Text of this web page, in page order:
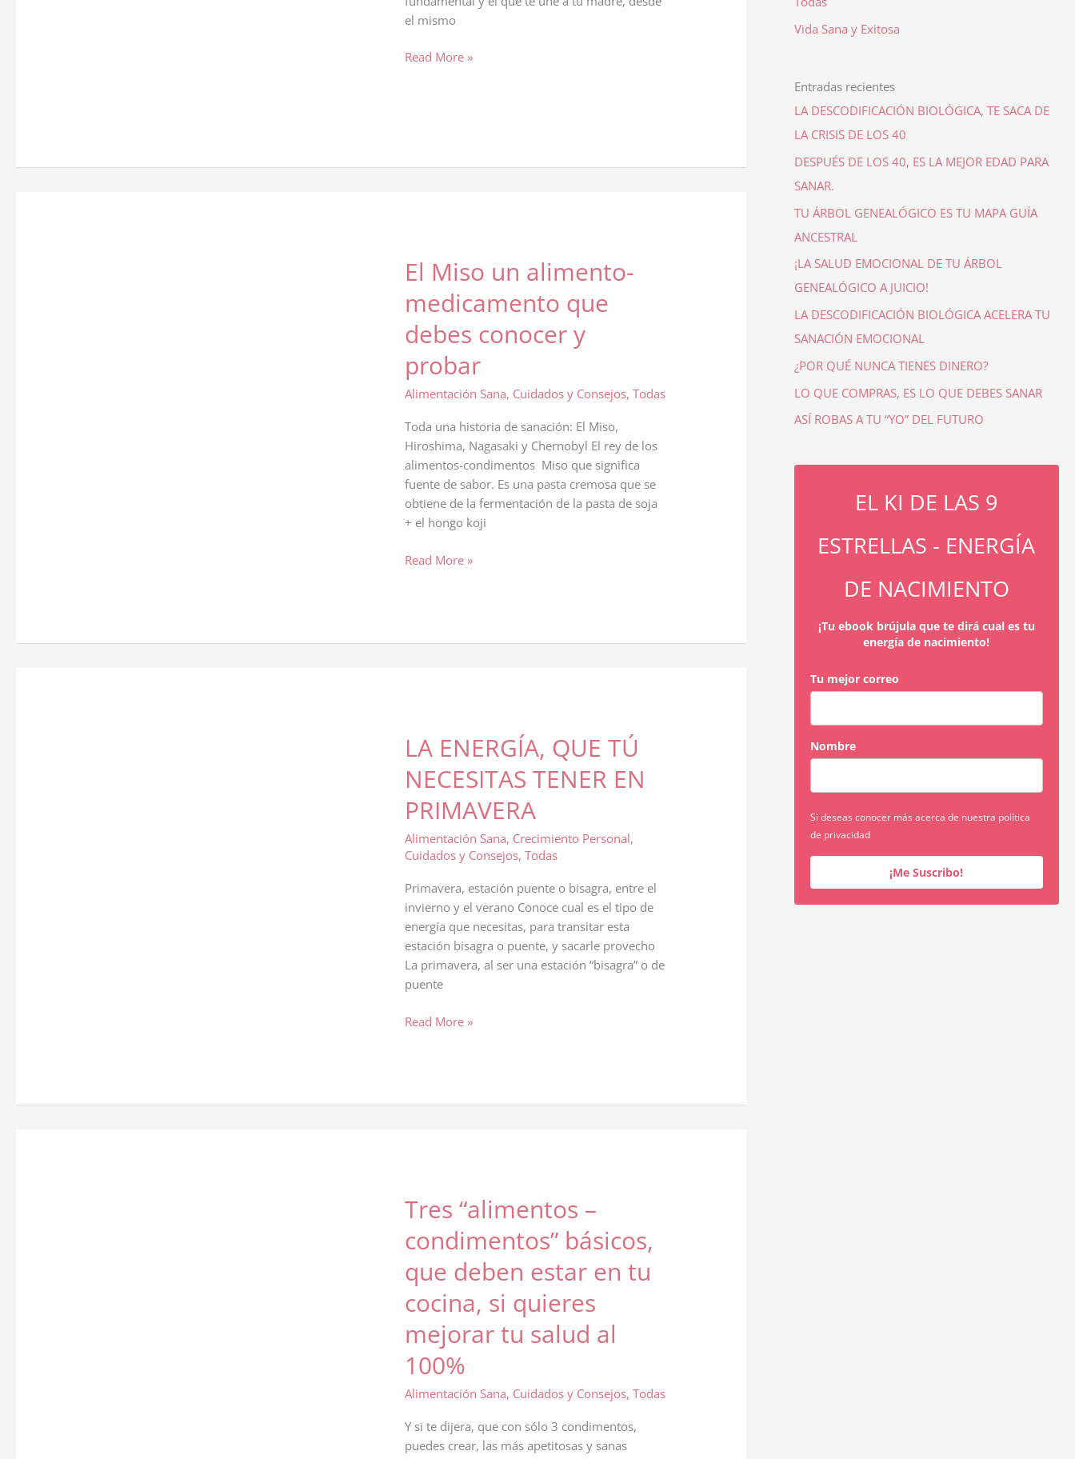
el mismo
EL
MATERNA
Read More »
El Miso un alimento-
medicamento que
debes conocer y
probar
Alimentación Sana, Cuidados y Consejos,Todas
Toda una historia de sanación: El Miso,
Hiroshima, Nagasaki y Chernobyl El rey de los
alimentos-condimentos Miso que significa
fuente de sabor. Es una pasta cremosa que se
obtiene de la fermentación de la pasta de soja
+ el hongo koji
El
Read More »
LA ENERGÍA, QUE TÚ
NECESITAS TENER EN
PRIMAVERA
Alimentación Sana, Crecimiento Personal,
Cuidados y Consejos,Todas
Primavera, estación puente o bisagra, entre el
invierno y el verano Conoce cual es el tipo de
energía que necesitas, para transitar esta
estación bisagra o puente, y sacarle provecho
La primavera, al ser una estación “bisagra” o de
puente
LA
Read More »
Tres “alimentos –
condimentos” básicos,
que deben estar en tu
cocina, si quieres
mejorar tu salud al
100%
Alimentación Sana, Cuidados y Consejos,Todas
Y si te dijera, que con sólo 3 condimentos,
puedes crear, las más apetitosas y sanas
Vida Sana y Exitosa
Entradas recientes
LA DESCODIFICACIÓN BIOLÓGICA, TE SACA DE
LA CRISIS DE LOS 40
DESPUÉS DE LOS 40, ES LA MEJOR EDAD PARA
SANAR.
TU ÁRBOL GENEALÓGICO ES TU MAPA GUÍA
ANCESTRAL
¡LA SALUD EMOCIONAL DE TU ÁRBOL
GENEALÓGICO A JUICIO!
LA DESCODIFICACIÓN BIOLÓGICA ACELERA TU
SANACIÓN EMOCIONAL
¿POR QUÉ NUNCA TIENES DINERO?
LO QUE COMPRAS, ES LO QUE DEBES SANAR
ASÍ ROBAS A TU “YO” DEL FUTURO
EL KI DE LAS 9
ESTRELLAS - ENERGÍA
DE NACIMIENTO
¡Tu ebook brújula que te dirá cual es tu
energía de nacimiento!
Tu mejor correo
Nombre
Si deseas conocer más acerca de nuestra política
de privacidad
¡Me Suscribo!